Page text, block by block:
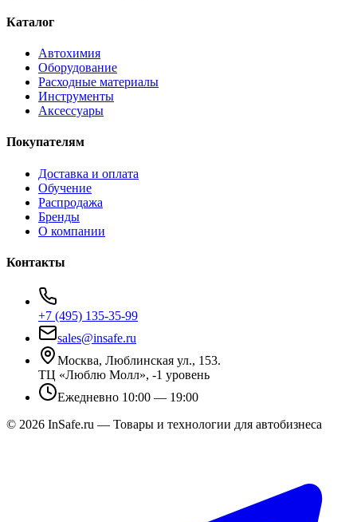
Каталог
Автохимия
Оборудование
Расходные материалы
Инструменты
Аксессуары
Покупателям
Доставка и оплата
Обучение
Распродажа
Бренды
О компании
Контакты
+7 (495) 135-35-99
sales@insafe.ru
Москва, Люблинская ул., 153.
ТЦ «Люблю Молл», -1 уровень
Ежедневно 10:00 — 19:00
© 2026 InSafe.ru — Товары и технологии для автобизнеса